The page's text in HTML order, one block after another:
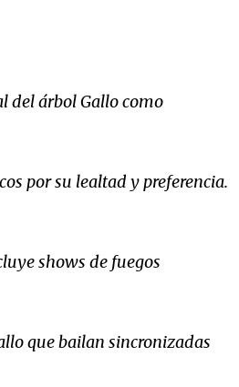
del árbol Gallo como
por su lealtad y preferencia.
shows de fuegos
que bailan sincronizadas